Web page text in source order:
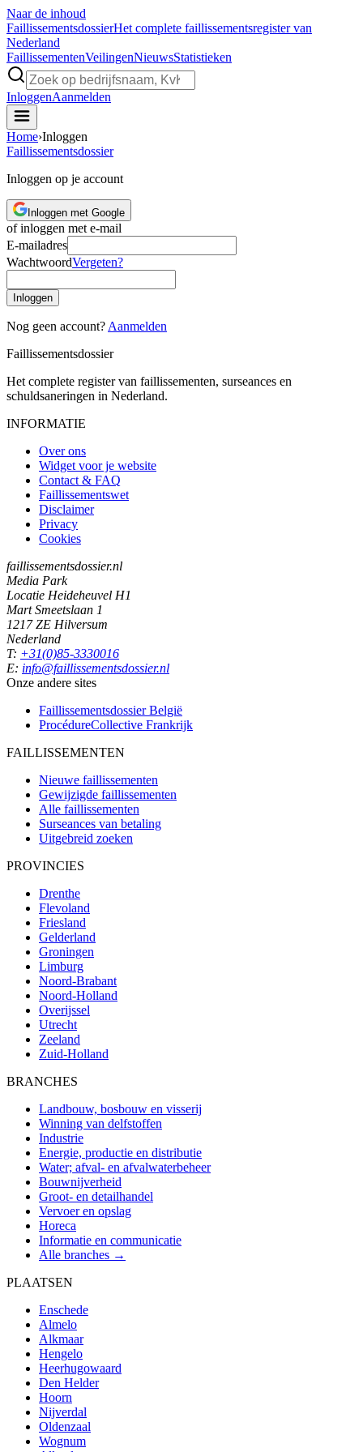
Naar de inhoud
FaillissementsdossierHet complete faillissementsregister van
Nederland
FaillissementenVeilingenNieuwsStatistieken
InloggenAanmelden
Home›Inloggen
Faillissementsdossier
Inloggen op je account
Inloggen met Google
of inloggen met e-mail
E-mailadres
WachtwoordVergeten?
Inloggen
Nog geen account? Aanmelden
Faillissementsdossier
Het complete register van faillissementen, surseances en
schuldsaneringen in Nederland.
INFORMATIE
Over ons
Widget voor je website
Contact & FAQ
Faillissementswet
Disclaimer
Privacy
Cookies
faillissementsdossier.nl
Media Park
Locatie Heideheuvel H1
Mart Smeetslaan 1
1217 ZE Hilversum
Nederland
T: +31(0)85-3330016
E: info@faillissementsdossier.nl
Onze andere sites
Faillissementsdossier België
ProcédureCollective Frankrijk
FAILLISSEMENTEN
Nieuwe faillissementen
Gewijzigde faillissementen
Alle faillissementen
Surseances van betaling
Uitgebreid zoeken
PROVINCIES
Drenthe
Flevoland
Friesland
Gelderland
Groningen
Limburg
Noord-Brabant
Noord-Holland
Overijssel
Utrecht
Zeeland
Zuid-Holland
BRANCHES
Landbouw, bosbouw en visserij
Winning van delfstoffen
Industrie
Energie, productie en distributie
Water; afval- en afvalwaterbeheer
Bouwnijverheid
Groot- en detailhandel
Vervoer en opslag
Horeca
Informatie en communicatie
Alle branches →
PLAATSEN
Enschede
Almelo
Alkmaar
Hengelo
Heerhugowaard
Den Helder
Hoorn
Nijverdal
Oldenzaal
Wognum